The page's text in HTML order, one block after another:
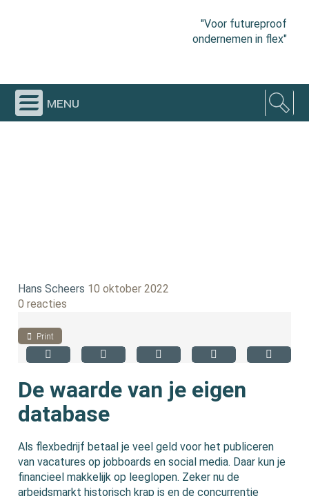
"Voor futureproof
ondernemen in flex"
menu
Hans Scheers 10 oktober 2022
0 reacties
Print
De waarde van je eigen
database
Als flexbedrijf betaal je veel geld voor het publiceren
van vacatures op jobboards en social media. Daar kun je
financieel makkelijk op leeglopen. Zeker nu de
arbeidsmarkt historisch krap is en de concurrentie